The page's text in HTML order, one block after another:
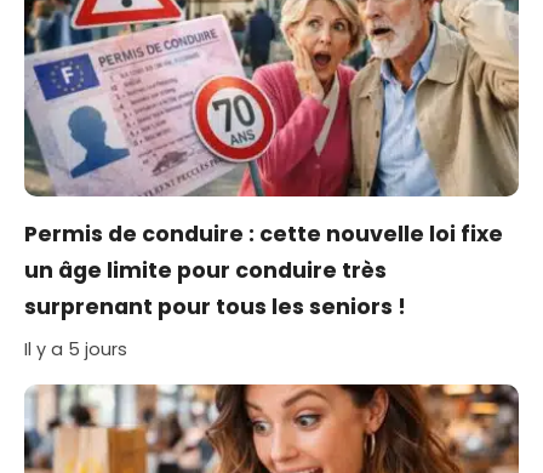
Permis de conduire : cette nouvelle loi fixe
un âge limite pour conduire très
surprenant pour tous les seniors !
Il y a 5 jours